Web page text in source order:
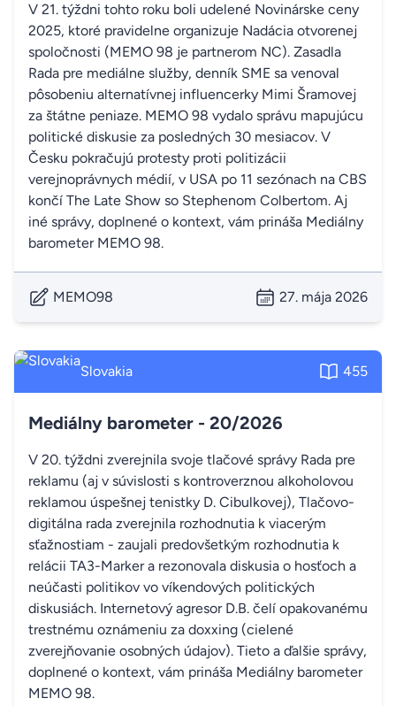
V 21. týždni tohto roku boli udelené Novinárske ceny
2025, ktoré pravidelne organizuje Nadácia otvorenej
spoločnosti (MEMO 98 je partnerom NC). Zasadla
Rada pre mediálne služby, denník SME sa venoval
pôsobeniu alternatívnej influencerky Mimi Šramovej
za štátne peniaze. MEMO 98 vydalo správu mapujúcu
politické diskusie za posledných 30 mesiacov. V
Česku pokračujú protesty proti politizácii
verejnoprávnych médií, v USA po 11 sezónach na CBS
končí The Late Show so Stephenom Colbertom. Aj
iné správy, doplnené o kontext, vám prináša Mediálny
barometer MEMO 98.
MEMO98 27. mája 2026
Slovakia 455
Mediálny barometer - 20/2026
V 20. týždni zverejnila svoje tlačové správy Rada pre
reklamu (aj v súvislosti s kontroverznou alkoholovou
reklamou úspešnej tenistky D. Cibulkovej), Tlačovo-
digitálna rada zverejnila rozhodnutia k viacerým
sťažnostiam - zaujali predovšetkým rozhodnutia k
relácii TA3-Marker a rezonovala diskusia o hosťoch a
neúčasti politikov vo víkendových politických
diskusiách. Internetový agresor D.B. čelí opakovanému
trestnému oznámeniu za doxxing (cielené
zverejňovanie osobných údajov). Tieto a ďalšie správy,
doplnené o kontext, vám prináša Mediálny barometer
MEMO 98.